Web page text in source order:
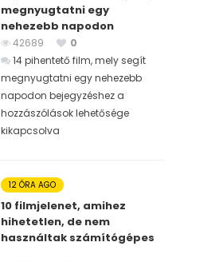
megnyugtatni egy
nehezebb napodon
42689
0
14 pihentető film, mely segít
megnyugtatni egy nehezebb
napodon bejegyzéshez a
hozzászólások lehetősége
kikapcsolva
12 ÓRA AGO
10 filmjelenet, amihez
hihetetlen, de nem
használtak számítógépes